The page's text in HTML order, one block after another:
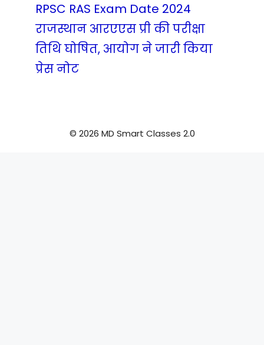
RPSC RAS Exam Date 2024
राजस्थान आरएएस प्री की परीक्षा
तिथि घोषित, आयोग ने जारी किया
प्रेस नोट
© 2026 MD Smart Classes 2.0